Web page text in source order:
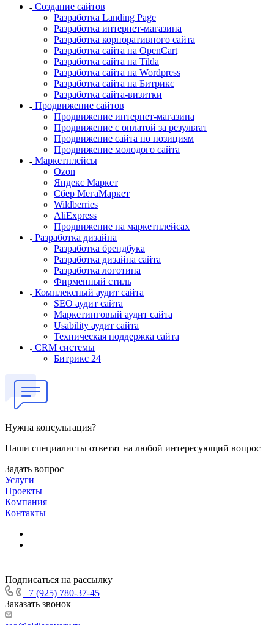
Создание сайтов
Разработка Landing Page
Разработка интернет-магазина
Разработка корпоративного сайта
Разработка сайта на OpenCart
Разработка сайта на Tilda
Разработка сайта на Wordpress
Разработка сайта на Битрикс
Разработка сайта-визитки
Продвижение сайтов
Продвижение интернет-магазина
Продвижение с оплатой за результат
Продвижение сайта по позициям
Продвижение молодого сайта
Маркетплейсы
Ozon
Яндекс Маркет
Сбер МегаМаркет
Wildberries
AliExpress
Продвижение на маркетплейсах
Разработка дизайна
Разработка брендбука
Разработка дизайна сайта
Разработка логотипа
Фирменный стиль
Комплексный аудит сайта
SEO аудит сайта
Маркетинговый аудит сайта
Usability аудит сайта
Техническая поддержка сайта
CRM системы
Битрикс 24
Нужна консультация?
Наши специалисты ответят на любой интересующий вопрос
Задать вопрос
Услуги
Проекты
Компания
Контакты
Подписаться на рассылку
+7 (925) 780-37-45
Заказать звонок